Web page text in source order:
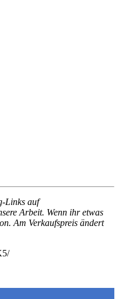
Links auf
Arbeit. Wenn ihr etwas
Am Verkaufspreis ändert